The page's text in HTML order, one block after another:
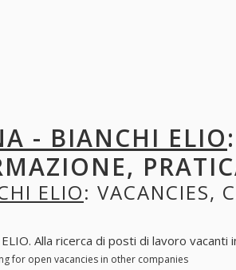
- BIANCHI ELIO
ELIO: VACANCIES,
Alla ricerca di posti di lavoro vacanti
for open vacancies in other companies